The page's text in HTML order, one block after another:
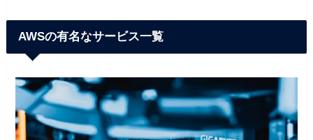
AWSの有名なサービス一覧